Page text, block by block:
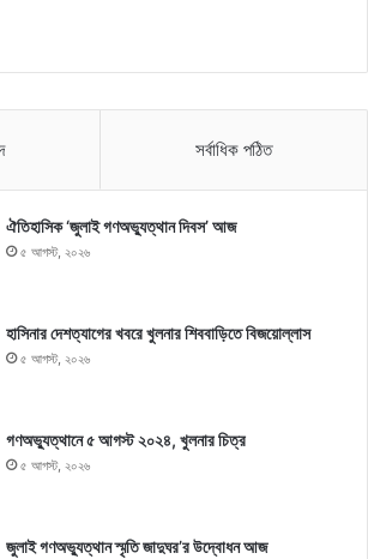
সর্বাধিক পঠিত
ঐতিহাসিক ‘জুলাই গণঅভ্যুত্থান দিবস’ আজ
৫ আগস্ট, ২০২৬
হাসিনার দেশত্যাগের খবরে খুলনার শিববাড়িতে বিজয়োল্লাস
৫ আগস্ট, ২০২৬
গণঅভ্যুত্থানে ৫ আগস্ট ২০২৪, খুলনার চিত্র
৫ আগস্ট, ২০২৬
জুলাই গণঅভ্যুত্থান স্মৃতি জাদুঘর’র উদ্বোধন আজ